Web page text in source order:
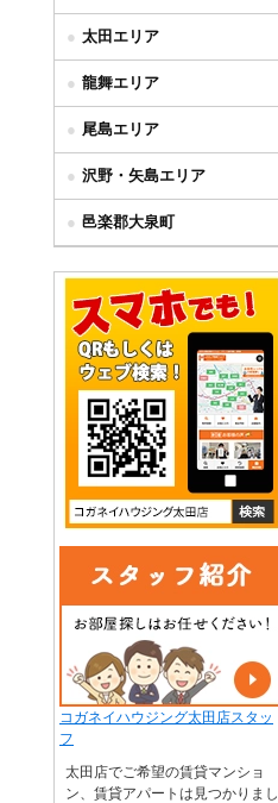
太田エリア
龍舞エリア
尾島エリア
沢野・矢島エリア
邑楽郡大泉町
コガネイハウジング太田店スタッ
フ
太田店でご希望の賃貸マンショ
ン、賃貸アパートは見つかりまし